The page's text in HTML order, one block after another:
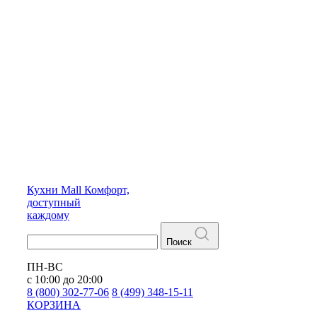
Кухни Mall Комфорт,
доступный
каждому
Поиск
ПН-ВС
с 10:00 до 20:00
8 (800) 302-77-06 8 (499) 348-15-11
КОРЗИНА